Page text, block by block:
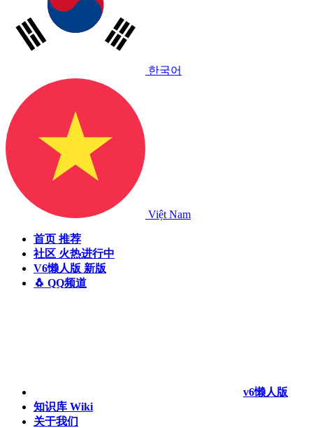
한국어
Việt Nam
首页 推荐
社区 火热进行中
V6懒人版 新版
🐧 QQ频道
v6懒人版
知识库 Wiki
关于我们